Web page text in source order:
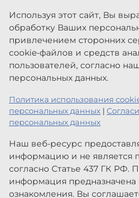
Используя этот сайт, Вы
обработку Ваших
привлечением сторонних
cookie-файлов и средств
пользователей, согласно
персональных данных.
Политика использования
персональных данных |
персональных данных
Наш веб-ресурс
информацию и не является
согласно Статье 437 ГК РФ.
информация предназначена
ознакомления. Вы